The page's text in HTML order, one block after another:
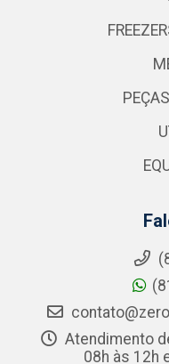
Atendimento
08h às 12h